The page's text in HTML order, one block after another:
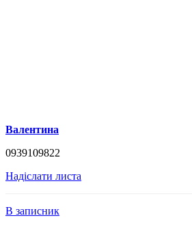
Валентина
0939109822
Надіслати листа
В записник